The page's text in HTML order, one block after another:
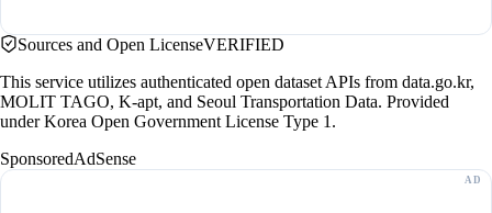
Sources and Open LicenseVERIFIED
This service utilizes authenticated open dataset APIs from data.go.kr,
MOLIT TAGO, K-apt, and Seoul Transportation Data. Provided
under Korea Open Government License Type 1.
SponsoredAdSense